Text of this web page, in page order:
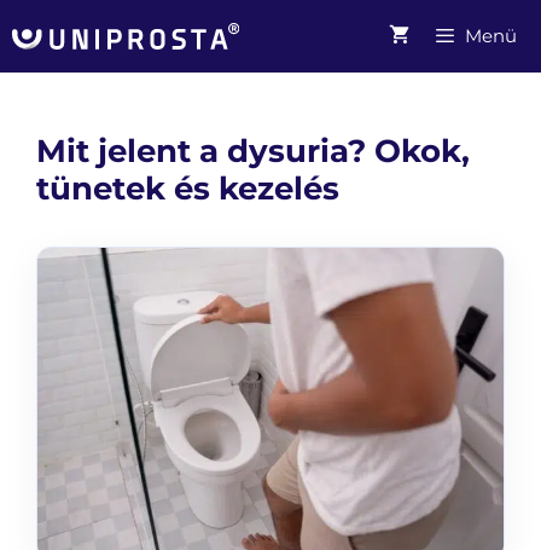
tartalomba
Menü
Mit jelent a dysuria? Okok,
tünetek és kezelés